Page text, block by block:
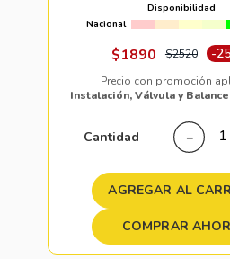
Disponibilidad
Nacional
$1890 $2520 -
Precio con promoción
Instalación, Válvula y
Cantidad －
AGREGAR AL
COMPRAR